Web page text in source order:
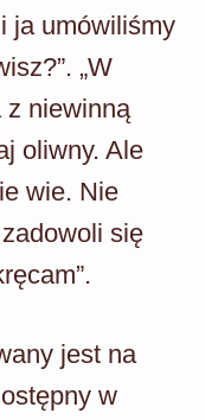
ja umówiliśmy
„W
z niewinną
oliwny. Ale
wie. Nie
się
jest na
w